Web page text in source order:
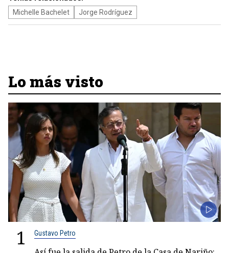
Michelle Bachelet Jorge Rodríguez
Lo más visto
1 Gustavo Petro